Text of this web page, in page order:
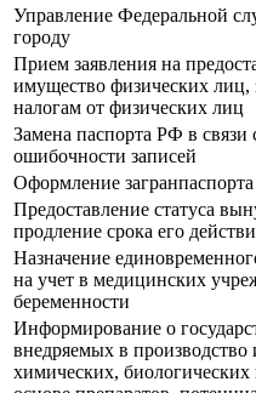
Управление Федеральной
городу
Прием заявления на
имущество физических лиц,
налогам от физических лиц
Замена паспорта РФ в
ошибочности записей
Оформление загранпаспорта
Предоставление статуса
продление срока его
Назначение
на учет в медицинских
беременности
Информирование о
внедряемых в производство
химических,